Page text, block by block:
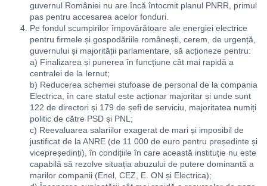
guvernul României nu are încă întocmit planul PNRR, primul
pas pentru accesarea acelor fonduri.
Pe fondul scumpirilor împovărătoare ale energiei electrice
pentru firmele și gospodăriile românești, cerem, de urgență,
guvernului și majorității parlamentare, să acționeze pentru:
a) Finalizarea și punerea în funcțiune cât mai rapidă a
centralei de la Iernut;
b) Reducerea schemei stufoase de personal de la compania
Electrica, în care statul este acționar majoritar și unde sunt
122 de directori și 179 de șefi de serviciu, majoritatea numiți
politic de către PSD și PNL;
c) Reevaluarea salariilor exagerat de mari și imposibil de
justificat de la ANRE (de 11 000 de euro pentru președinte și
vicepreședinți), în condițiile în care această instituție nu este
capabilă să rezolve situația abuzului de putere dominantă a
marilor companii (Enel, CEZ, E. ON și Electrica);